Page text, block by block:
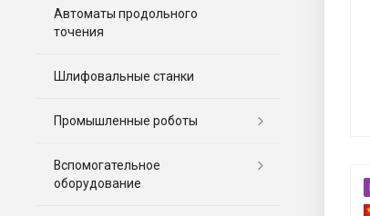
Автоматы продольного
точения
Шлифовальные станки
Промышленные роботы
Вспомогательное
оборудование